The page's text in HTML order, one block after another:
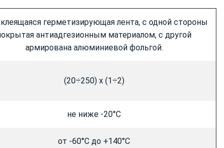
герметизирующая лента, с одной стороны
антиадгезионным материалом, с другой
армирована алюминиевой фольгой.
(20÷250) х (1÷2)
не ниже -20°С
от -60°С до +140°С